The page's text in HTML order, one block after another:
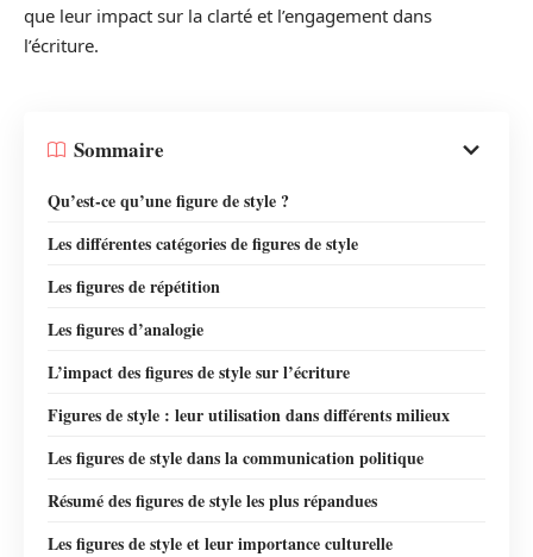
que leur impact sur la clarté et l’engagement dans
l’écriture.
Sommaire
Qu’est-ce qu’une figure de style ?
Les différentes catégories de figures de style
Les figures de répétition
Les figures d’analogie
L’impact des figures de style sur l’écriture
Figures de style : leur utilisation dans différents milieux
Les figures de style dans la communication politique
Résumé des figures de style les plus répandues
Les figures de style et leur importance culturelle